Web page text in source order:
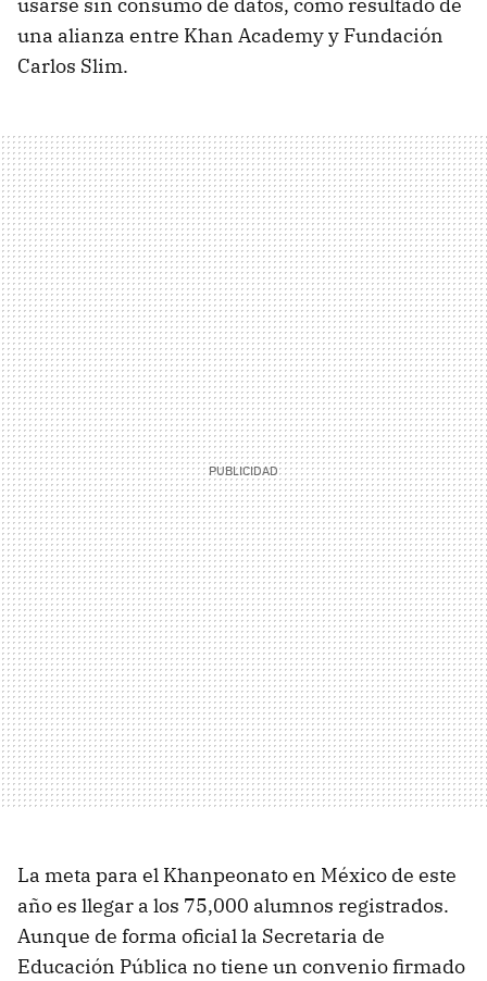
una alianza entre Khan Academy y Fundación
Carlos Slim.
La meta para el Khanpeonato en México de este
año es llegar a los 75,000 alumnos registrados.
Aunque de forma oficial la Secretaria de
Educación Pública no tiene un convenio firmado